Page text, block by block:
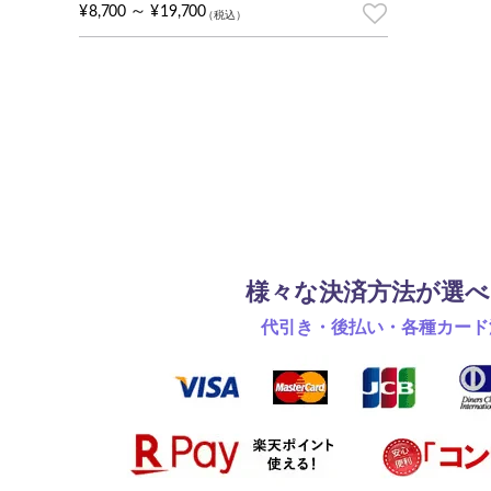
¥8,700 ～ ¥19,700
様々な決済方法が選
代引き・後払い・各種カー